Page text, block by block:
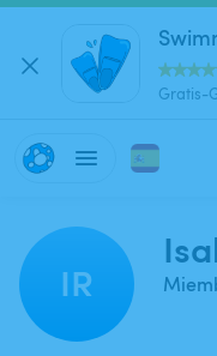
Gratis-
IR